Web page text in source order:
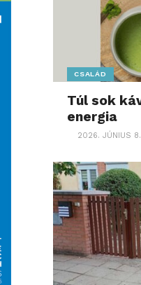
CSALÁD
Túl sok
energia
2026. JÚNIUS 8.